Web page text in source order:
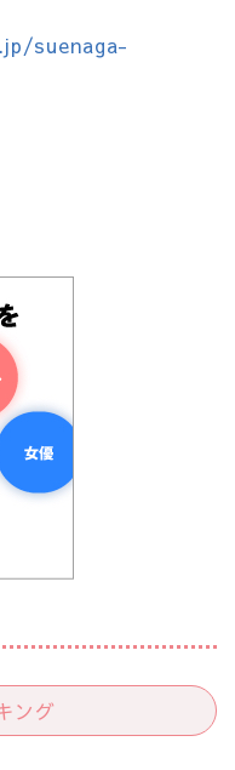
suenaga-
ング